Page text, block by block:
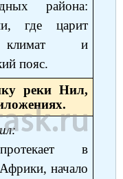
района:
где царит
климат и
пояс.
реки Нил,
в
начало